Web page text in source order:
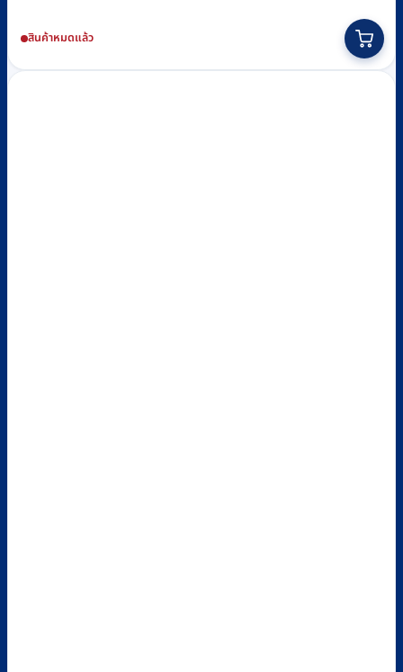
สินค้าหมดแล้ว